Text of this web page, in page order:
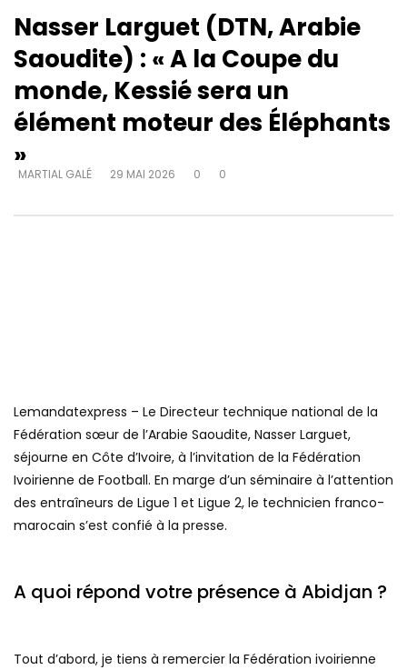
Nasser Larguet (DTN, Arabie
Saoudite) : « A la Coupe du
monde, Kessié sera un
élément moteur des Éléphants
»
MARTIAL GALÉ 29 MAI 2026 0 0
Lemandatexpress – Le Directeur technique national de la
Fédération sœur de l’Arabie Saoudite, Nasser Larguet,
séjourne en Côte d’Ivoire, à l’invitation de la Fédération
Ivoirienne de Football. En marge d’un séminaire à l’attention
des entraîneurs de Ligue 1 et Ligue 2, le technicien franco-
marocain s’est confié à la presse.
A quoi répond votre présence à Abidjan ?
Tout d’abord, je tiens à remercier la Fédération ivoirienne